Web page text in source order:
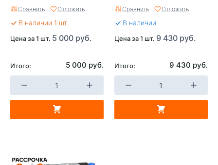
Сравнить Отложить
В наличии 1 шт
Цена за 1 шт. 5 000 руб.
Итого: 5 000 руб.
Сравнить Отложить
В наличии
Цена за 1 шт. 9 430 руб.
Итого: 9 430 руб.